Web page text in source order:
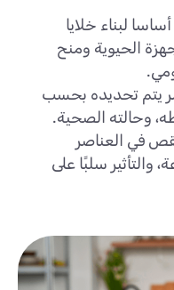
لبناء خلايا
الحيوية ومنح
يتم تحديده بحسب
وحالته الصحية.
في العناصر
والتأثير سلبًا على